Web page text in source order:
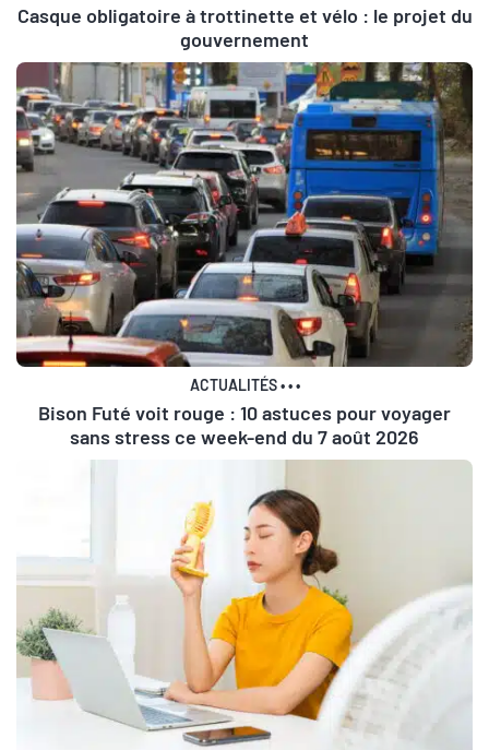
Casque obligatoire à trottinette et vélo : le projet du
gouvernement
ACTUALITÉS•••
Bison Futé voit rouge : 10 astuces pour voyager
sans stress ce week-end du 7 août 2026